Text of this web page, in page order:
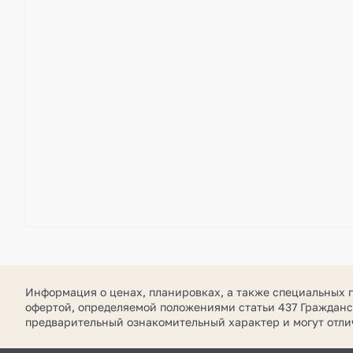
Информация о ценах, планировках, а также специальных
офертой, определяемой положениями статьи 437
предварительный ознакомительный характер и могут